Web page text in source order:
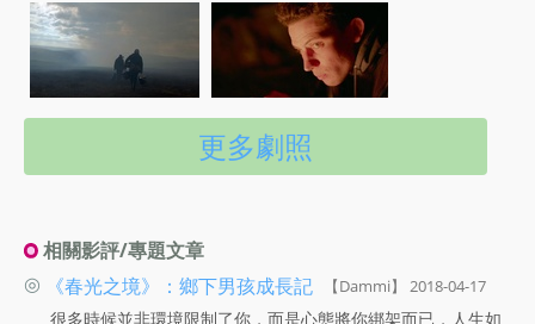
更多劇照
相關影評/專題文章
◎
《春光之境》：鄉下男孩成長記 【Dammi】 2018-04-17
很多時候並非環境限制了你，而是心態將你綁架而已，人生如